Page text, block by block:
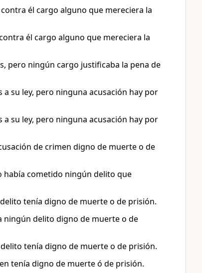
él cargo alguno que mereciera la
él cargo alguno que mereciera la
pero ningún cargo justificaba la pena de
su ley, pero ninguna acusación hay por
su ley, pero ninguna acusación hay por
de crimen digno de muerte o de
había cometido ningún delito que
tenía digno de muerte o de prisión.
ningún delito digno de muerte o de
tenía digno de muerte o de prisión.
tenía digno de muerte ó de prisión.